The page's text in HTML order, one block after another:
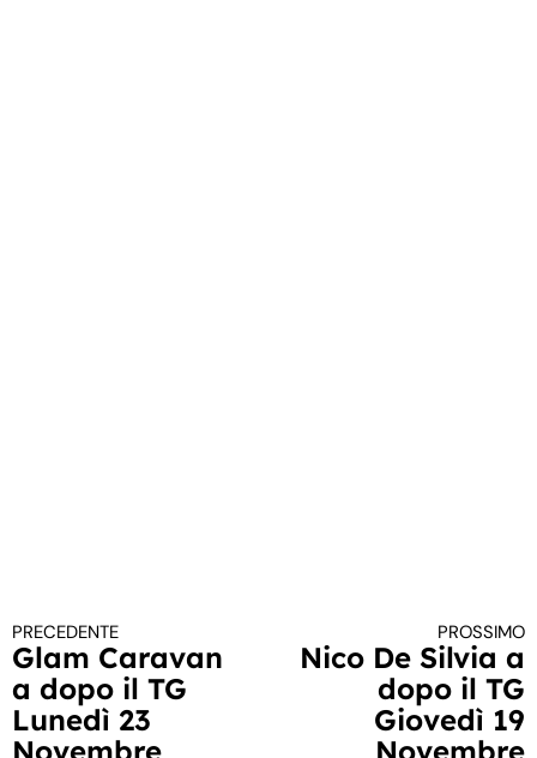
Continua a leggere
PRECEDENTE
Glam Caravan
a dopo il TG
Lunedì 23
Novembre
PROSSIMO
Nico De Silvia a
dopo il TG
Giovedì 19
Novembre